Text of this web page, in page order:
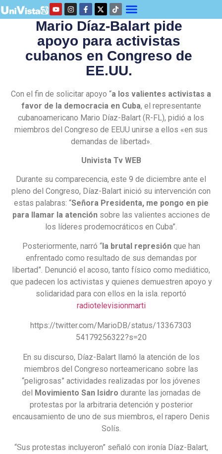
Mario Díaz-Balart pide
apoyo para activistas
cubanos en Congreso de
EE.UU.
Con el fin de solicitar apoyo “a los valientes activistas a
favor de la democracia en Cuba, el representante
cubanoamericano Mario Díaz-Balart (R-FL), pidió a los
miembros del Congreso de EEUU unirse a ellos «en sus
demandas de libertad».
Univista Tv WEB
Durante su comparecencia, este 9 de diciembre ante el
pleno del Congreso, Díaz-Balart inició su intervención con
estas palabras: “Señora Presidenta, me pongo en pie
para llamar la atención sobre las valientes acciones de
los líderes prodemocráticos en Cuba”.
Posteriormente, narró “la brutal represiónque han
enfrentado como resultado de sus demandas por
libertad”. Denunció el acoso, tanto físico como mediático,
que padecen los activistas y quienes demuestren apoyo y
solidaridad para con ellos en la isla. reportó
radiotelevisionmarti
https://twitter.com/MarioDB/status/13367303
54179256322?s=20
En su discurso, Díaz-Balart llamó la atención de los
miembros del Congreso norteamericano sobre las
“peligrosas” actividades realizadas por los jóvenes
del Movimiento San Isidro durante las jornadas de
protestas por la arbitraria detención y posterior
encausamiento de uno de sus miembros, el rapero Denis
Solís.
“Sus protestas incluyeron” señaló con ironía Díaz-Balart,